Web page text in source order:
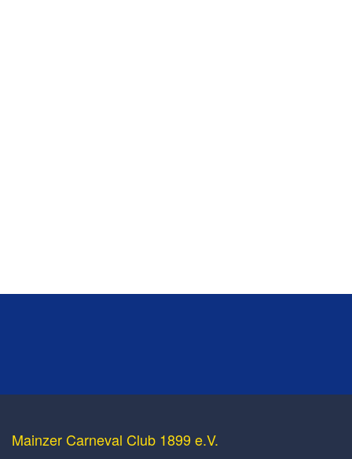
Mainzer Carneval Club 1899 e.V.